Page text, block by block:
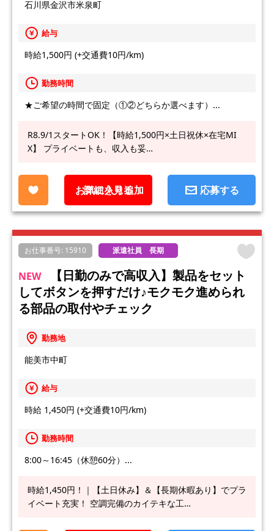
石川県金沢市米泉町
給与
時給1,500円 (+交通費10円/km)
勤務時間
★ご希望の時間で固定（①②どちらか選べます）...
R8.9/1スタートOK！【時給1,500円×土日祝休×在宅MI
X】 プライベートも、収入も妥…
お気に入り追加
詳細を見る 応募する
お仕事番号: 15910 派遣社員 長期
NEW
【日勤のみで高収入】製品をセット
してボタンを押すだけ♪モクモク進められ
る部品の取付やチェック
勤務地
能美市中町
給与
時給 1,450円 (+交通費10円/km)
勤務時間
8:00～16:45（休憩60分）...
時給1,450円！｜【土日休み】＆【長期休暇あり】でプラ
イベート充実！ 空調完備のカイテキな工…